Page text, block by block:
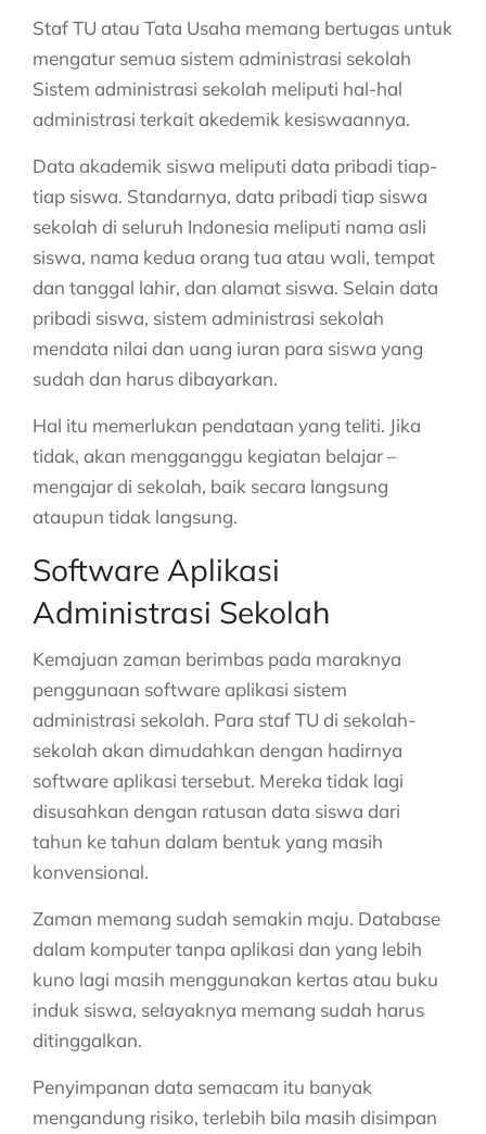
Staf TU atau Tata Usaha memang bertugas untuk
mengatur semua sistem administrasi sekolah
Sistem administrasi sekolah meliputi hal-hal
administrasi terkait akedemik kesiswaannya.
Data akademik siswa meliputi data pribadi tiap-
tiap siswa. Standarnya, data pribadi tiap siswa
sekolah di seluruh Indonesia meliputi nama asli
siswa, nama kedua orang tua atau wali, tempat
dan tanggal lahir, dan alamat siswa. Selain data
pribadi siswa, sistem administrasi sekolah
mendata nilai dan uang iuran para siswa yang
sudah dan harus dibayarkan.
Hal itu memerlukan pendataan yang teliti. Jika
tidak, akan mengganggu kegiatan belajar –
mengajar di sekolah, baik secara langsung
ataupun tidak langsung.
Software Aplikasi
Administrasi Sekolah
Kemajuan zaman berimbas pada maraknya
penggunaan software aplikasi sistem
administrasi sekolah. Para staf TU di sekolah-
sekolah akan dimudahkan dengan hadirnya
software aplikasi tersebut. Mereka tidak lagi
disusahkan dengan ratusan data siswa dari
tahun ke tahun dalam bentuk yang masih
konvensional.
Zaman memang sudah semakin maju. Database
dalam komputer tanpa aplikasi dan yang lebih
kuno lagi masih menggunakan kertas atau buku
induk siswa, selayaknya memang sudah harus
ditinggalkan.
Penyimpanan data semacam itu banyak
mengandung risiko, terlebih bila masih disimpan